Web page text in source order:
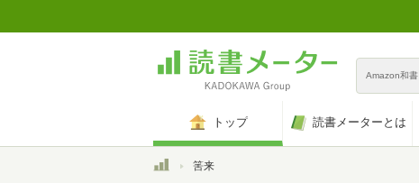
Amazon和書
トップ 読書メーターとは
トップ筈来